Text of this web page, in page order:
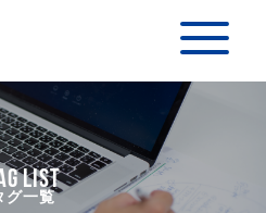
LIST